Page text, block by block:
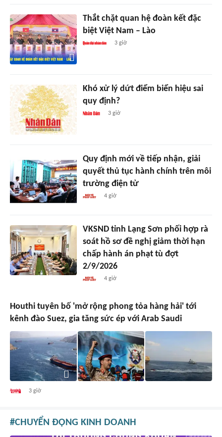
Thắt chặt quan hệ đoàn kết đặc
biệt Việt Nam – Lào
3 giờ
Khó xử lý dứt điểm biển hiệu sai
quy định?
3 giờ
Quy định mới về tiếp nhận, giải
quyết thủ tục hành chính trên môi
trường điện tử
4 giờ
VKSND tỉnh Lạng Sơn phối hợp rà
soát hồ sơ đề nghị giảm thời hạn
chấp hành án phạt tù đợt
2/9/2026
4 giờ
Houthi tuyên bố 'mở rộng phong tỏa hàng hải' tới
kênh đào Suez, gia tăng sức ép với Arab Saudi
3 giờ
CHUYỂN ĐỘNG KINH DOANH